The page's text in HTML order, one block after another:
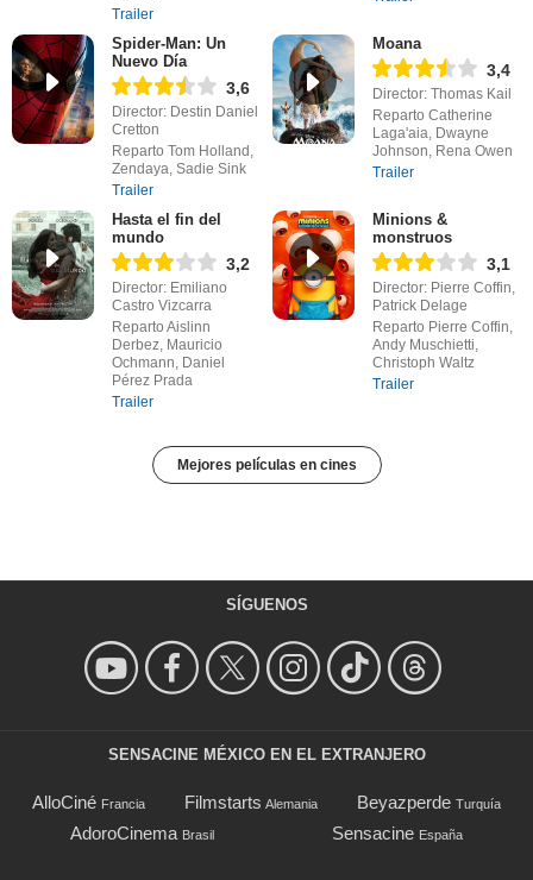
Trailer
Spider-Man: Un
Nuevo Día
3,6
Director: Destin Daniel
Cretton
Reparto Tom Holland,
Zendaya, Sadie Sink
Trailer
Moana
3,4
Director: Thomas Kail
Reparto Catherine
Laga'aia, Dwayne
Johnson, Rena Owen
Trailer
Hasta el fin del
mundo
3,2
Director: Emiliano
Castro Vizcarra
Reparto Aislinn
Derbez, Mauricio
Ochmann, Daniel
Pérez Prada
Trailer
Minions &
monstruos
3,1
Director: Pierre Coffin,
Patrick Delage
Reparto Pierre Coffin,
Andy Muschietti,
Christoph Waltz
Trailer
Mejores películas en cines
SÍGUENOS
SENSACINE MÉXICO EN EL EXTRANJERO
AlloCiné Francia Filmstarts Alemania Beyazperde Turquía
AdoroCinema Brasil Sensacine España